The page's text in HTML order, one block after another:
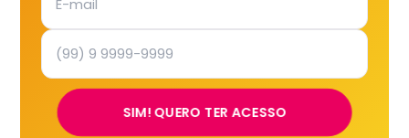
SIM! QUERO TER ACESSO